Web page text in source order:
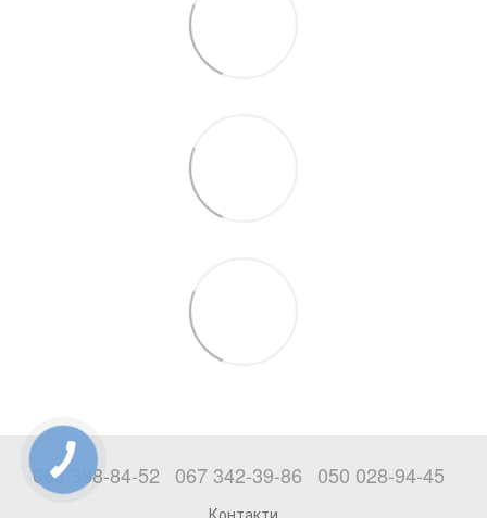
063 338-84-52 067 342-39-86 050 028-94-45
Контакти